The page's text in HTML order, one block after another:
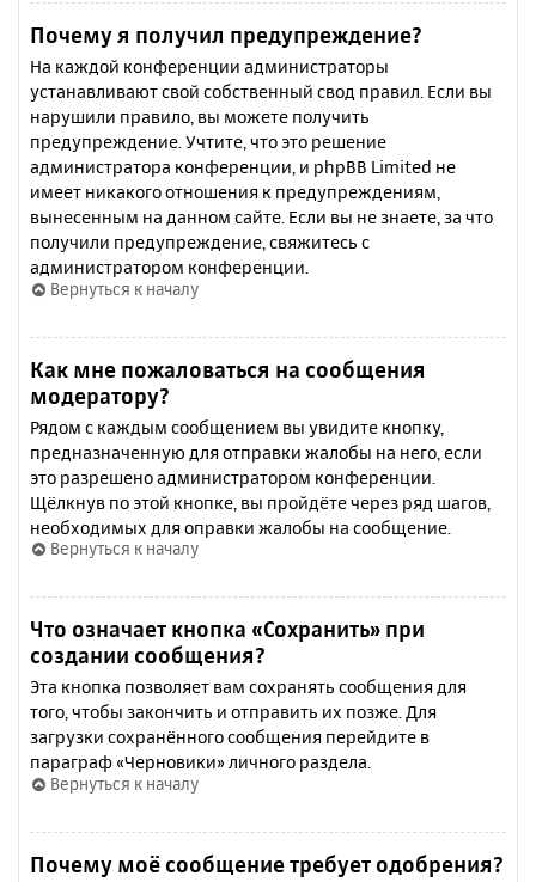
Почему я получил предупреждение?
На каждой конференции администраторы
устанавливают свой собственный свод правил. Если вы
нарушили правило, вы можете получить
предупреждение. Учтите, что это решение
администратора конференции, и phpBB Limited не
имеет никакого отношения к предупреждениям,
вынесенным на данном сайте. Если вы не знаете, за что
получили предупреждение, свяжитесь с
администратором конференции.
Вернуться к началу
Как мне пожаловаться на сообщения
модератору?
Рядом с каждым сообщением вы увидите кнопку,
предназначенную для отправки жалобы на него, если
это разрешено администратором конференции.
Щёлкнув по этой кнопке, вы пройдёте через ряд шагов,
необходимых для оправки жалобы на сообщение.
Вернуться к началу
Что означает кнопка «Сохранить» при
создании сообщения?
Эта кнопка позволяет вам сохранять сообщения для
того, чтобы закончить и отправить их позже. Для
загрузки сохранённого сообщения перейдите в
параграф «Черновики» личного раздела.
Вернуться к началу
Почему моё сообщение требует одобрения?